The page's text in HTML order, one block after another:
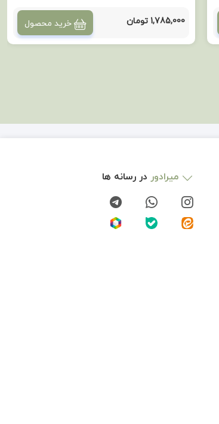
1,785,000 تومان خرید محصول
میرادور در رسانه ها